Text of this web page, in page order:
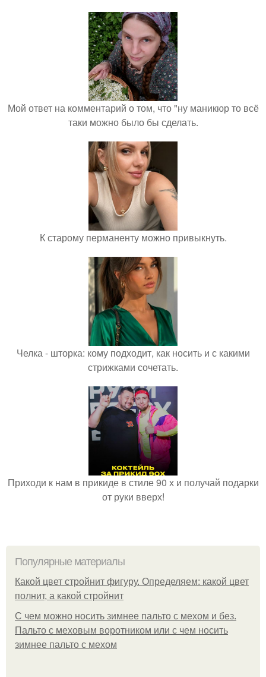
Мой ответ на комментарий о том, что "ну маникюр то всё
таки можно было бы сделать.
К старому перманенту можно привыкнуть.
Челка - шторка: кому подходит, как носить и с какими
стрижками сочетать.
Приходи к нам в прикиде в стиле 90 х и получай подарки
от руки вверх!
Популярные материалы
Какой цвет стройнит фигуру. Определяем: какой цвет
полнит, а какой стройнит
C чем можно носить зимнее пальто с мехом и без.
Пальто с меховым воротником или с чем носить
зимнее пальто с мехом